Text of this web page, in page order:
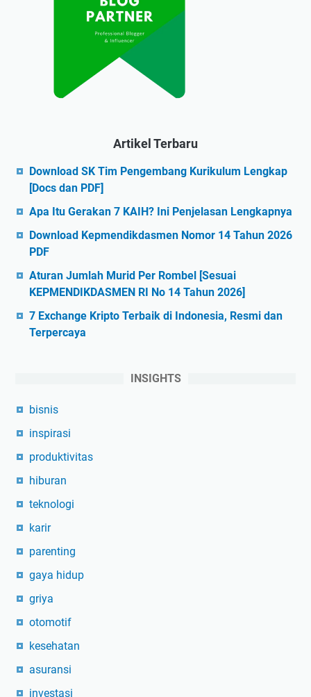
Artikel Terbaru
Download SK Tim Pengembang Kurikulum Lengkap
[Docs dan PDF]
Apa Itu Gerakan 7 KAIH? Ini Penjelasan Lengkapnya
Download Kepmendikdasmen Nomor 14 Tahun 2026
PDF
Aturan Jumlah Murid Per Rombel [Sesuai
KEPMENDIKDASMEN RI No 14 Tahun 2026]
7 Exchange Kripto Terbaik di Indonesia, Resmi dan
Terpercaya
INSIGHTS
bisnis
inspirasi
produktivitas
hiburan
teknologi
karir
parenting
gaya hidup
griya
otomotif
kesehatan
asuransi
investasi